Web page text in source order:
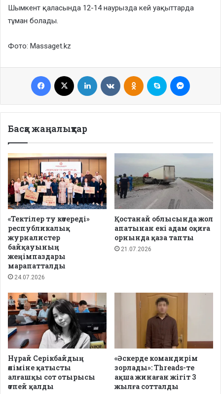
Шымкент қаласында 12-14 наурызда кей уақыттарда
тұман болады.
Фото: Мassaget.kz
Facebook LinkedIn VKontakteOdnoklassniki
Skype
Басқа жаңалықтар
«Тектілер ту көтереді»
республикалық
журналистер
байқауының
жеңімпаздары
марапатталды
24.07.2026
Қостанай облысында жол
апатынан екі адам оқиға
орнында қаза тапты
21.07.2026
Нұрай Серікбайдың
өліміне қатысты
алғашқы сот отырысы
өтпей қалды
«Әскерде командирім
зорлады»: Threads-те
ақша жинаған жігіт 3
жылға сотталды